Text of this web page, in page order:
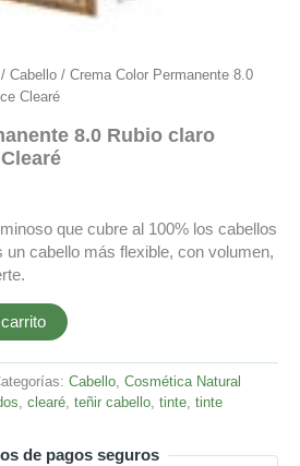
/ Cabello / Crema Color Permanente 8.0
Clearé
8.0 Rubio claro
que cubre al 100% los cabellos
un cabello más flexible, con volumen,
Cabello Cosmética Natural
clearé teñir cabello tinte tinte
de pagos seguros